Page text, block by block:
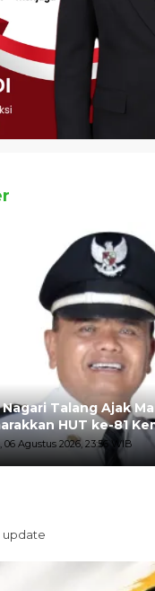
Nagari Talang Ajak
HUT ke-81
Mengibarkan
06 Agustus 2026, 23:56 WIB
update